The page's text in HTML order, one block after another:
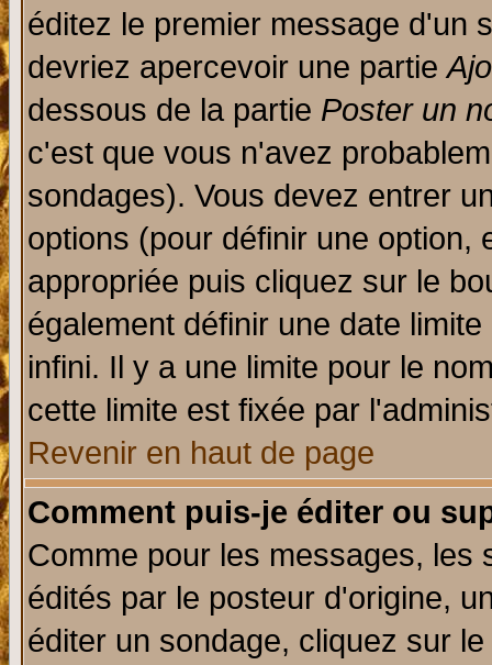
éditez le premier message d'un
devriez apercevoir une partie
dessous de la partie Poster un
c'est que vous n'avez
sondages). Vous devez entrer
options (pour définir une option,
appropriée puis cliquez sur le
également définir une date
infini. Il y a une limite pour le
cette limite est fixée par
Revenir en haut de page
Comment puis-je éditer ou
Comme pour les messages, les
édités par le posteur d'origine,
éditer un sondage, cliquez sur